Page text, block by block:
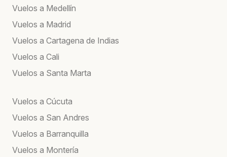
Vuelos a Medellín
Vuelos a Madrid
Vuelos a Cartagena de Indias
Vuelos a Cali
Vuelos a Santa Marta
Vuelos a Cúcuta
Vuelos a San Andres
Vuelos a Barranquilla
Vuelos a Montería